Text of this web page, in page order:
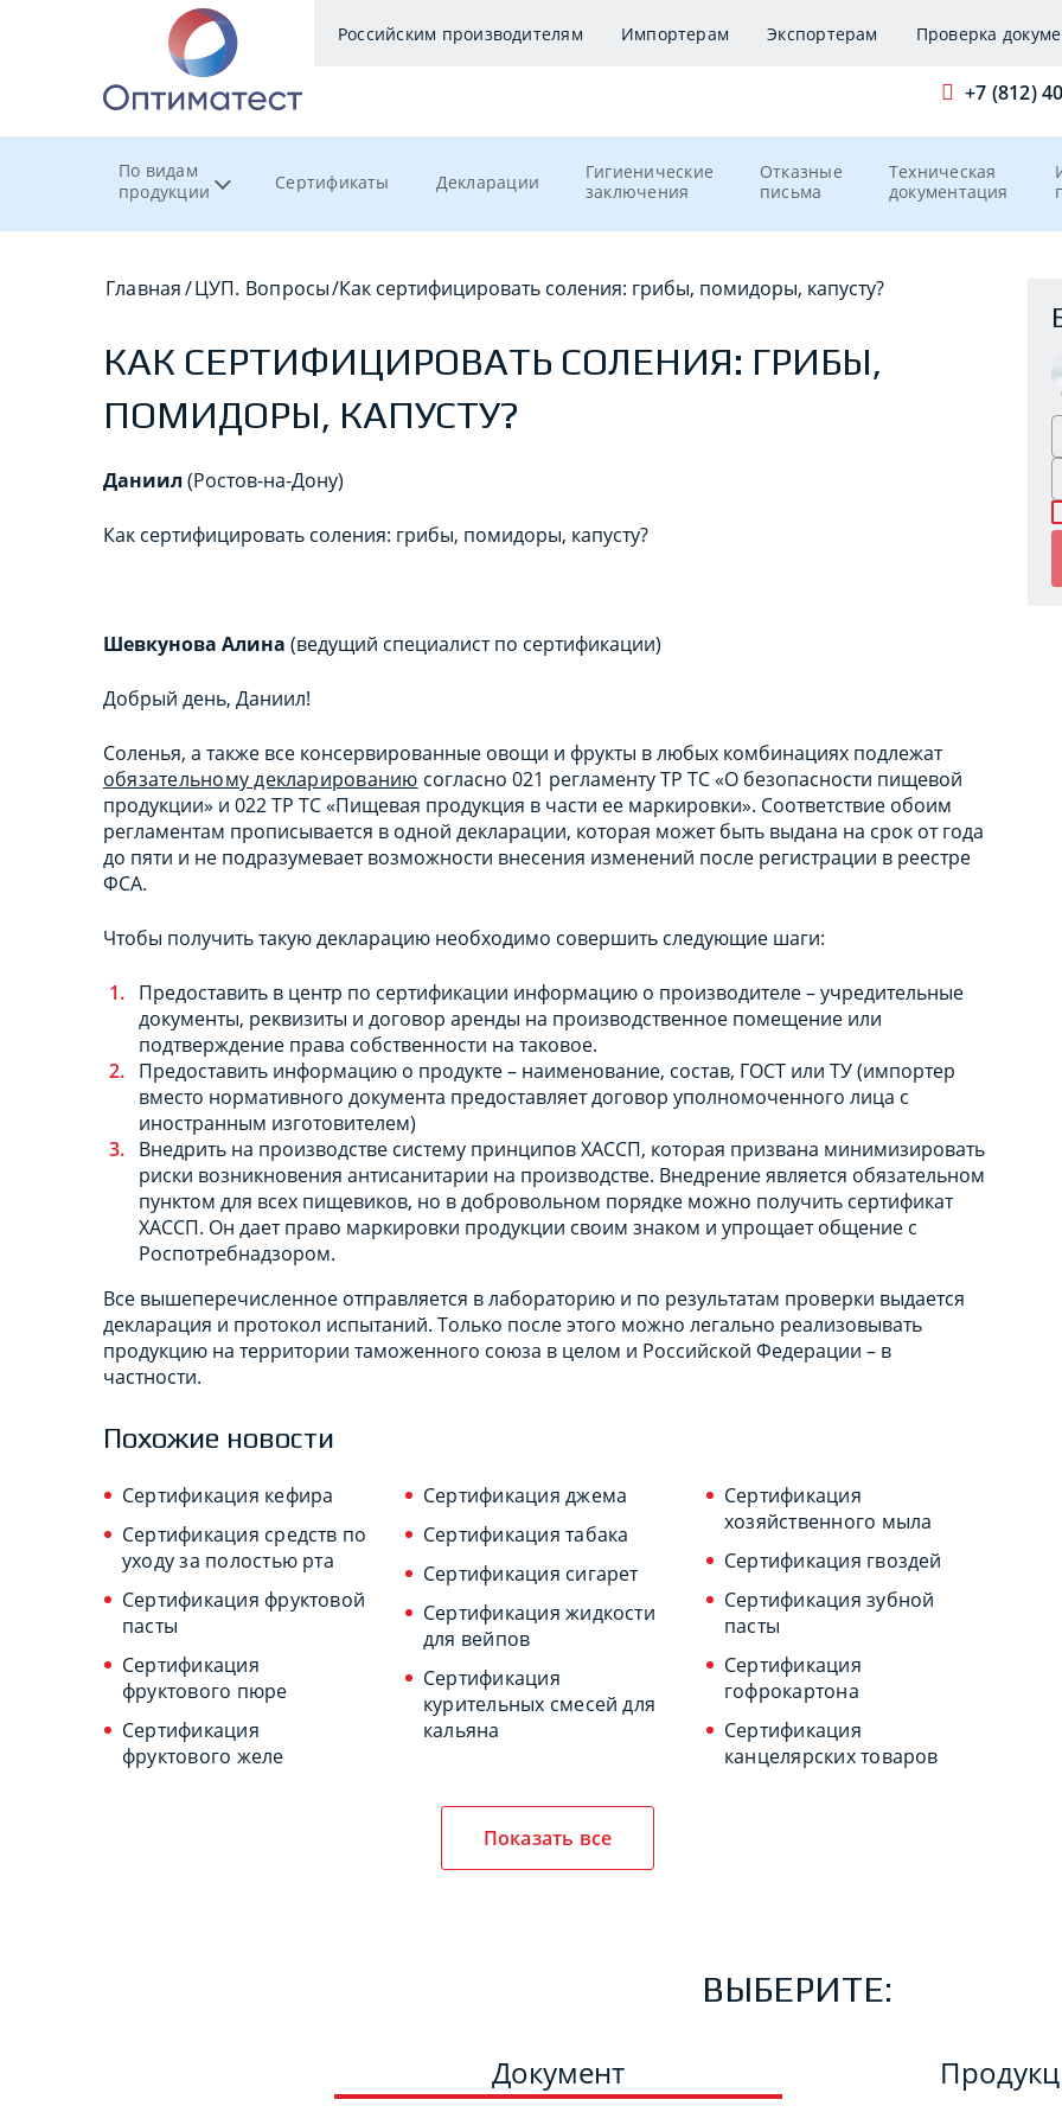
Российским производителям Импортерам Экспортерам Проверка
+7 (812)
По видам
продукции
Сертификаты Декларации
Гигиенические
заключения
Отказные
письма
Техническая
документация
Главная/ЦУП. Вопросы/Как сертифицировать соления: грибы, помидоры, капусту?
КАК СЕРТИФИЦИРОВАТЬ СОЛЕНИЯ: ГРИБЫ,
ПОМИДОРЫ, КАПУСТУ?
Даниил (Ростов-на-Дону)
Как сертифицировать соления: грибы, помидоры, капусту?
Шевкунова Алина (ведущий специалист по сертификации)
Добрый день, Даниил!
Соленья, а также все консервированные овощи и фрукты в любых комбинациях подлежат
обязательному декларированию согласно 021 регламенту ТР ТС «О безопасности пищевой
продукции» и 022 ТР ТС «Пищевая продукция в части ее маркировки». Соответствие обоим
регламентам прописывается в одной декларации, которая может быть выдана на срок от года
до пяти и не подразумевает возможности внесения изменений после регистрации в реестре
ФСА.
Чтобы получить такую декларацию необходимо совершить следующие шаги:
Предоставить в центр по сертификации информацию о производителе – учредительные
документы, реквизиты и договор аренды на производственное помещение или
подтверждение права собственности на таковое.
Предоставить информацию о продукте – наименование, состав, ГОСТ или ТУ (импортер
вместо нормативного документа предоставляет договор уполномоченного лица с
иностранным изготовителем)
Внедрить на производстве систему принципов ХАССП, которая призвана минимизировать
риски возникновения антисанитарии на производстве. Внедрение является обязательном
пунктом для всех пищевиков, но в добровольном порядке можно получить сертификат
ХАССП. Он дает право маркировки продукции своим знаком и упрощает общение с
Роспотребнадзором.
Все вышеперечисленное отправляется в лабораторию и по результатам проверки выдается
декларация и протокол испытаний. Только после этого можно легально реализовывать
продукцию на территории таможенного союза в целом и Российской Федерации – в
частности.
Похожие новости
Сертификация кефира
Сертификация средств по
уходу за полостью рта
Сертификация фруктовой
пасты
Сертификация
фруктового пюре
Сертификация
фруктового желе
Сертификация джема
Сертификация табака
Сертификация сигарет
Сертификация жидкости
для вейпов
Сертификация
курительных смесей для
кальяна
Сертификация
хозяйственного мыла
Сертификация гвоздей
Сертификация зубной
пасты
Сертификация
гофрокартона
Сертификация
канцелярских товаров
Показать все
ВЫБЕРИТЕ:
Документ